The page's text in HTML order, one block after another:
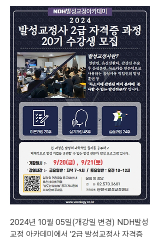
2024년 10월 05일(개강일 변경) NDH발성
교정 아카데미에서 '2급 발성교정사 자격증